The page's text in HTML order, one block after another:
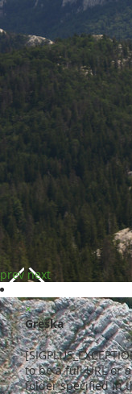
prev next
×
Greška
to be a full URL or
folder specified in